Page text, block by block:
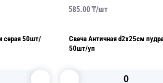
585.00₸/шт
Свеча Античная d2х25см пудра
50шт/уп